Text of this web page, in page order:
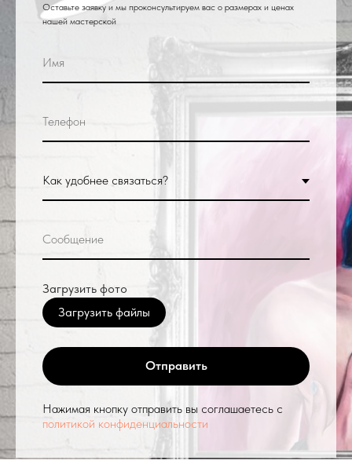
Оставьте заявку и мы проконсультируем вас о размерах и ценах
нашей мастерской
Загрузить фото
Загрузить файлы
Отправить
Нажимая кнопку отправить вы соглашаетесь с
политикой конфиденциальности